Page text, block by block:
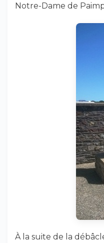
Notre-Dame de
À la suite de la